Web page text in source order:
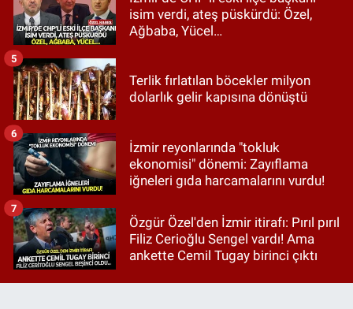
isim verdi, ateş püskürdü: Özel,
Ağbaba, Yücel…
Terlik fırlatılan böcekler milyon
dolarlık gelir kapısına dönüştü
5
İzmir reyonlarında "tokluk
ekonomisi" dönemi: Zayıflama
iğneleri gıda harcamalarını vurdu!
6
Özgür Özel'den İzmir itirafı: Pırıl pırıl
Filiz Cerioğlu Sengel vardı! Ama
ankette Cemil Tugay birinci çıktı
7